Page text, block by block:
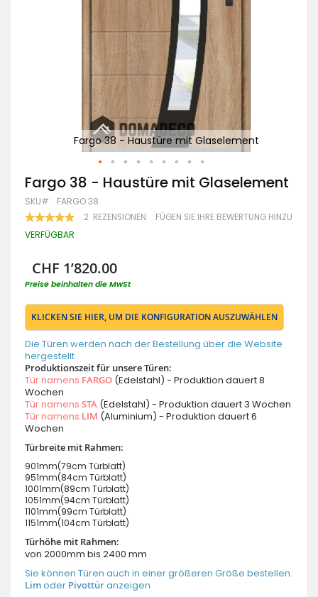
Fargo 38 - Haustüre mit Glaselement
Zum
Anfang
der
Bildgalerie
springen
Fargo 38 - Haustüre mit Glaselement
SKU FARGO 38
BEWERTUNG:
100
2 REZENSIONEN FÜGEN SIE IHRE BEWERTUNG HINZU
VERFÜGBAR
CHF 1’820.00
Preise beinhalten die MwSt
KLICKEN SIE HIER, UM DIE KONFIGURATION AUSZUWÄHLEN
Die Türen werden nach der Bestellung über die Website
hergestellt
Produktionszeit für unsere Türen:
Tür namens FARGO (Edelstahl) - Produktion dauert 8
Wochen
Tür namens STA (Edelstahl) - Produktion dauert 3 Wochen
Tür namens LIM (Aluminium) - Produktion dauert 6
Wochen
Türbreite mit Rahmen:
901mm(79cm Türblatt)
951mm(84cm Türblatt)
1001mm(89cm Türblatt)
1051mm(94cm Türblatt)
1101mm(99cm Türblatt)
1151mm(104cm Türblatt)
Türhöhe mit Rahmen:
von 2000mm bis 2400 mm
Sie können Türen auch in einer größeren Größe bestellen.
Limoder Pivottüranzeigen